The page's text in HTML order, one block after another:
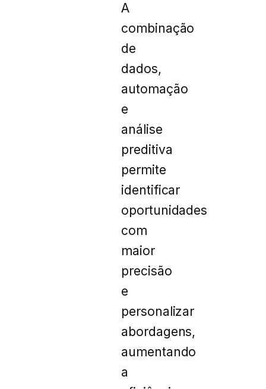
A
combinação
de
dados,
automação
e
análise
preditiva
permite
identificar
oportunidades
com
maior
precisão
e
personalizar
abordagens,
aumentando
a